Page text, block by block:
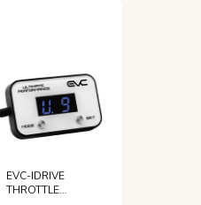
EVC-IDRIVE
THROTTLE